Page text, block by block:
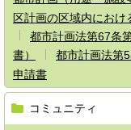
区計画の区域内におけ
都市計画法第67条
書）
都市計画法第
申請書
コミュニティ